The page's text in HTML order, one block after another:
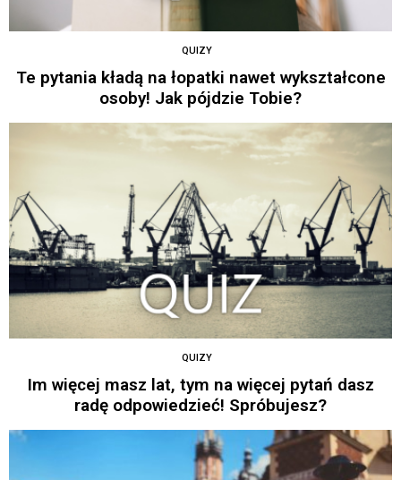
QUIZY
Te pytania kładą na łopatki nawet wykształcone
osoby! Jak pójdzie Tobie?
QUIZY
Im więcej masz lat, tym na więcej pytań dasz
radę odpowiedzieć! Spróbujesz?